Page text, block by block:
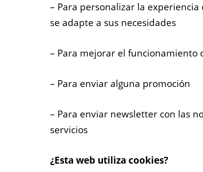
– Para personalizar la
se adapte a sus necesidades
– Para mejorar el funcionamiento
– Para enviar alguna promoción
– Para enviar newsletter con las
servicios
¿Esta web utiliza cookies?